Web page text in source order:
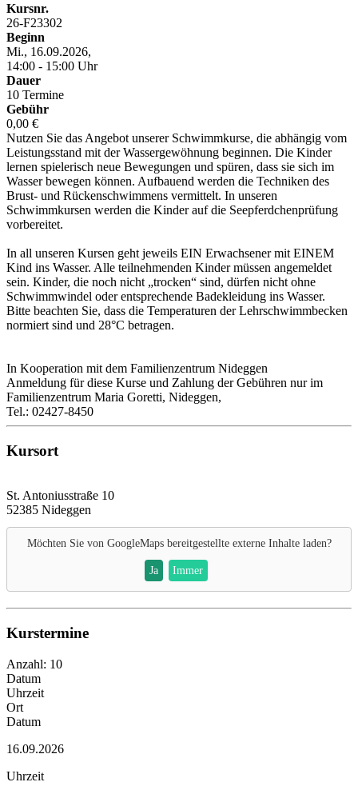
Kursnr.
26-F23302
Beginn
Mi., 16.09.2026,
14:00 - 15:00 Uhr
Dauer
10 Termine
Gebühr
0,00 €
Nutzen Sie das Angebot unserer Schwimmkurse, die abhängig vom
Leistungsstand mit der Wassergewöhnung beginnen. Die Kinder
lernen spielerisch neue Bewegungen und spüren, dass sie sich im
Wasser bewegen können. Aufbauend werden die Techniken des
Brust- und Rückenschwimmens vermittelt. In unseren
Schwimmkursen werden die Kinder auf die Seepferdchenprüfung
vorbereitet.
In all unseren Kursen geht jeweils EIN Erwachsener mit EINEM
Kind ins Wasser. Alle teilnehmenden Kinder müssen angemeldet
sein. Kinder, die noch nicht „trocken“ sind, dürfen nicht ohne
Schwimmwindel oder entsprechende Badekleidung ins Wasser.
Bitte beachten Sie, dass die Temperaturen der Lehrschwimmbecken
normiert sind und 28°C betragen.
In Kooperation mit dem Familienzentrum Nideggen
Anmeldung für diese Kurse und Zahlung der Gebühren nur im
Familienzentrum Maria Goretti, Nideggen,
Tel.: 02427-8450
Kursort
St. Antoniusstraße 10
52385 Nideggen
Möchten Sie von GoogleMapsbereitgestellte externe Inhalte laden?
Ja Immer
Kurstermine
Anzahl: 10
Datum
Uhrzeit
Ort
Datum
16.09.2026
Uhrzeit